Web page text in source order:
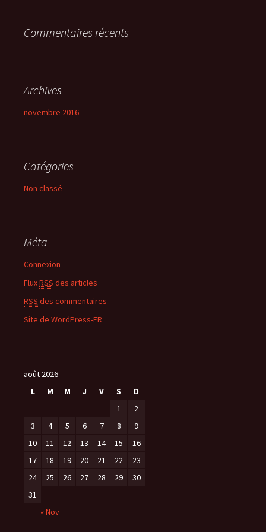
:Commentaires récents
Archives
novembre 2016
Catégories
Non classé
Méta
Connexion
FluxRSS des articles
RSS des commentaires
Site de WordPress-FR
août 2026
L
M M J V S D
« Nov
1
2
3
4 5 6 7 8
9
10
11 12 13 14 15
16
17
18 19 20 21 22
23
24
25 26 27 28 29
30
31